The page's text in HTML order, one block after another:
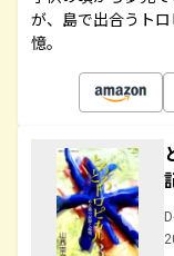
が、島で出合うト
憶。